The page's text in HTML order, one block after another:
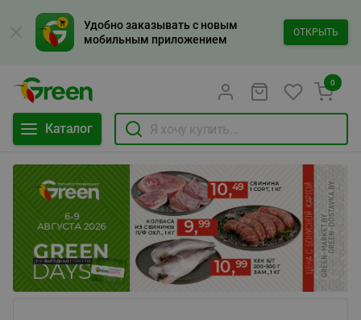
Удобно заказывать с новым
мобильным приложением
ОТКРЫТЬ
Каталог
0